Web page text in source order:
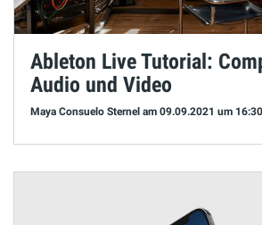
Ableton Live Tutorial:
Audio und Video
Maya Consuelo Sternel am 09.09.2021 um